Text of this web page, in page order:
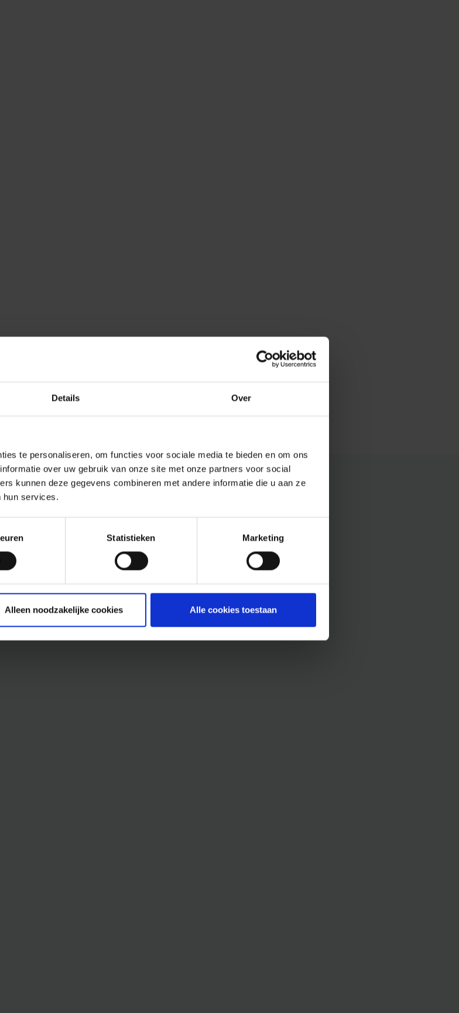
Details Over
te personaliseren, om functies voor sociale media te bieden en om ons
over uw gebruik van onze site met onze partners voor social
kunnen deze gegevens combineren met andere informatie die u aan ze
hun services.
Statistieken Marketing
Alleen noodzakelijke cookies Alle cookies toestaan